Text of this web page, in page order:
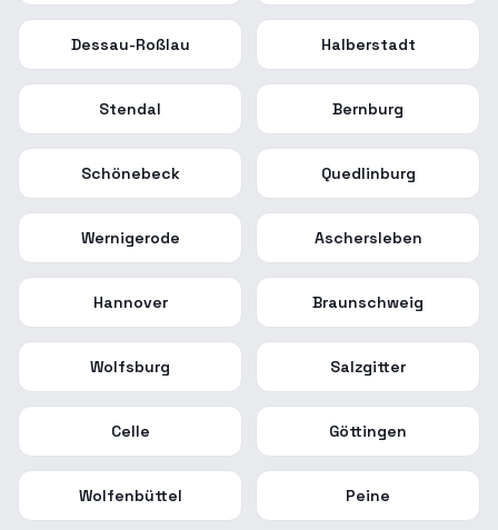
Dessau-Roßlau Halberstadt
Stendal Bernburg
Schönebeck Quedlinburg
Wernigerode Aschersleben
Hannover Braunschweig
Wolfsburg Salzgitter
Celle Göttingen
Wolfenbüttel Peine